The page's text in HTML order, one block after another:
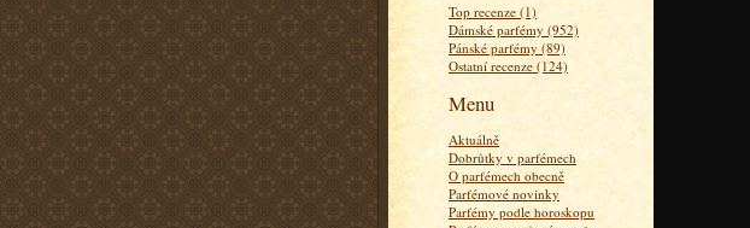
Top recenze (1)
Dámské parfémy (952)
Pánské parfémy (89)
Ostatní recenze (124)
Menu
Aktuálně
Dobrůtky v parfémech
O parfémech obecně
Parfémové novinky
Parfémy podle horoskopu